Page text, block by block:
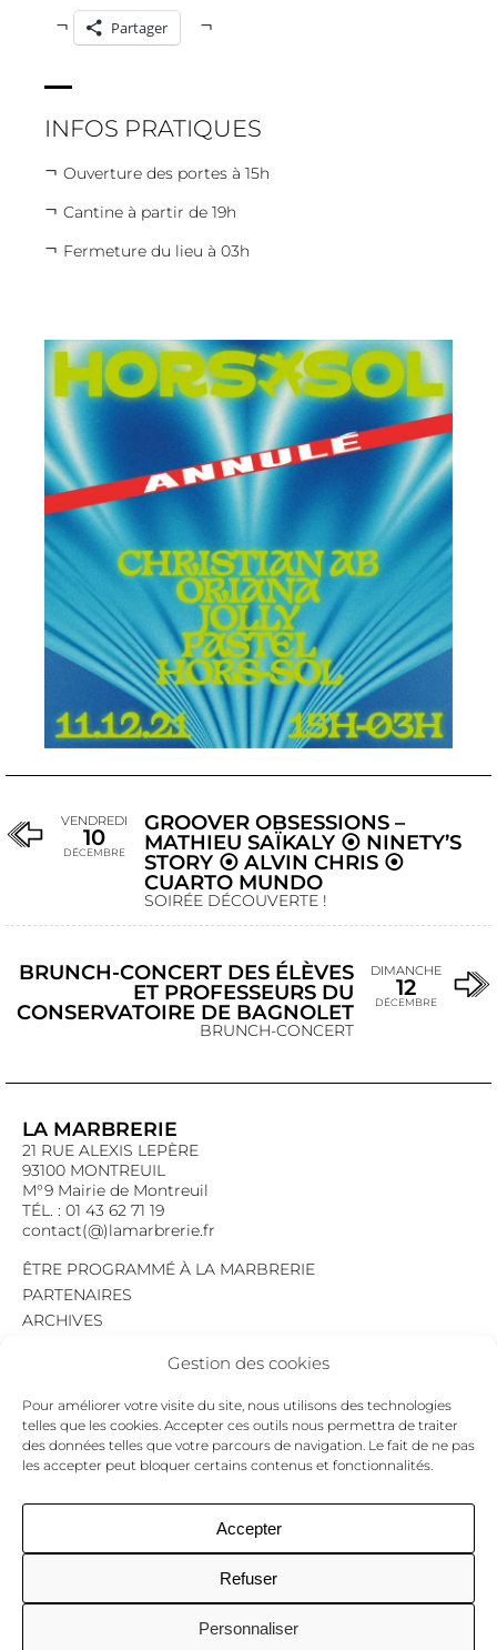
Gestion des cookies
Pour améliorer votre visite du site, nous utilisons des technologies
telles que les cookies. Accepter ces outils nous permettra de traiter
des données telles que votre parcours de navigation. Le fait de ne pas
les accepter peut bloquer certains contenus et fonctionnalités.
Accepter
Refuser
Personnaliser
Partager
INFOS PRATIQUES
Ouverture des portes à 15h
Cantine à partir de 19h
Fermeture du lieu à 03h
VENDREDI
10
DÉCEMBRE
GROOVER OBSESSIONS –
MATHIEU SAÏKALY ⦿ NINETY’S
STORY ⦿ ALVIN CHRIS ⦿
CUARTO MUNDO
SOIRÉE DÉCOUVERTE !
BRUNCH-CONCERT DES ÉLÈVES
ET PROFESSEURS DU
CONSERVATOIRE DE BAGNOLET
BRUNCH-CONCERT
DIMANCHE
12
DÉCEMBRE
LA MARBRERIE
21 RUE ALEXIS LEPÈRE
93100 MONTREUIL
M°9 Mairie de Montreuil
TÉL. : 01 43 62 71 19
contact(@)lamarbrerie.fr
ÊTRE PROGRAMMÉ À LA MARBRERIE
PARTENAIRES
ARCHIVES
MENTIONS LÉGALES
POLITIQUE DE CONFIDENTIALITÉ
COOKIES
NEWSLETTER
pour ne jamais passer à côté d’un événement.